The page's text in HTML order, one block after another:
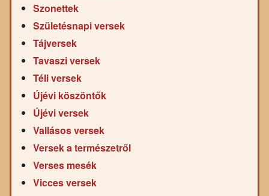
Szonettek
Születésnapi versek
Tájversek
Tavaszi versek
Téli versek
Újévi köszöntők
Újévi versek
Vallásos versek
Versek a természetről
Verses mesék
Vicces versek